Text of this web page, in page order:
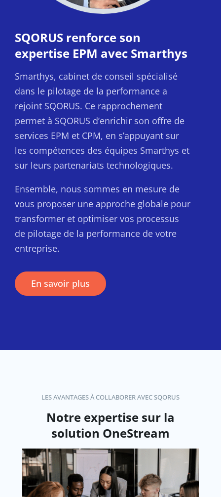
SQORUS renforce son
expertise EPM avec Smarthys
Smarthys, cabinet de conseil spécialisé
dans le pilotage de la performance a
rejoint SQORUS. Ce rapprochement
permet à SQORUS d’enrichir son offre de
services EPM et CPM, en s’appuyant sur
les compétences des équipes Smarthys et
sur leurs partenariats technologiques.
Ensemble, nous sommes en mesure de
vous proposer une approche globale pour
transformer et optimiser vos processus
de pilotage de la performance de votre
entreprise.
En savoir plus
LES AVANTAGES À COLLABORER AVEC SQORUS
Notre expertise sur la
solution OneStream